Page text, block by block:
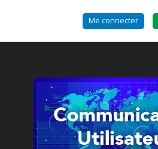
Me connecter